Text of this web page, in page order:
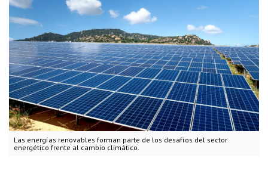
Las energías renovables forman parte de los desafíos del sector
energético frente al cambio climático.